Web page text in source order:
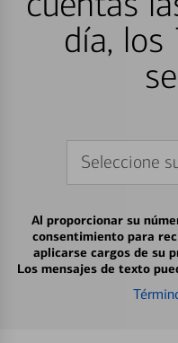
día, los
Seleccione
Al proporcionar su
consentimiento para
aplicarse cargos de su
Los mensajes de texto